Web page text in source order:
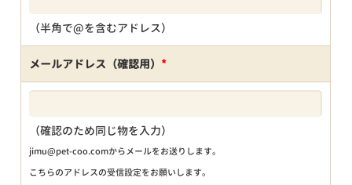
（半角で@を含むアドレス）
メールアドレス（確認用） *
（確認のため同じ物を入力）
jimu@pet-coo.comからメールをお送りします。
こちらのアドレスの受信設定をお願いします。